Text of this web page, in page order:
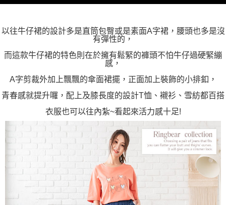
以往牛仔裙的設計多是直筒包臀或是素面A字裙，腰頭也多是沒
有彈性的，
而這款牛仔裙的特色則在於擁有鬆緊的褲頭不怕牛仔過硬緊繃
感，
A字剪裁外加上飄飄的傘面裙擺，正面加上裝飾的小排釦，
青春感就提升囉，配上及膝長度的設計T恤、襯衫、雪紡都百搭
衣服也可以往內紮~看起來活力感十足!